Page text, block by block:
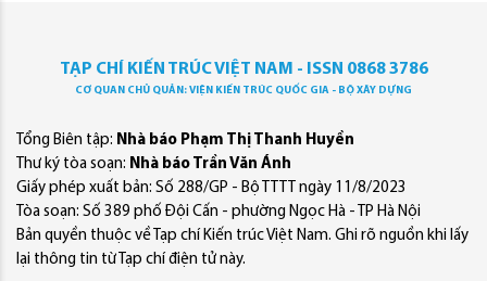
TẠP CHÍ KIẾN TRÚC VIỆT NAM - ISSN 0868 3786
CƠ QUAN CHỦ QUẢN: VIỆN KIẾN TRÚC QUỐC GIA - BỘ XÂY DỰNG
Tổng Biên tập: Nhà báo Phạm Thị Thanh Huyền
Thư ký tòa soạn: Nhà báo Trần Văn Ánh
Giấy phép xuất bản: Số 288/GP - Bộ TTTT ngày 11/8/2023
Tòa soạn: Số 389 phố Đội Cấn - phường Ngọc Hà - TP Hà Nội
Bản quyền thuộc về Tạp chí Kiến trúc Việt Nam. Ghi rõ nguồn khi lấy
lại thông tin từ Tạp chí điện tử này.